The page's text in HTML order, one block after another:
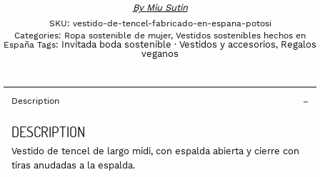
By Miu Sutin
SKU: vestido-de-tencel-fabricado-en-espana-potosi
Categories: Ropa sostenible de mujer, Vestidos sostenibles hechos en
España Tags: Invitada boda sostenible · Vestidos y accesorios, Regalos
veganos
Description
DESCRIPTION
Vestido de tencel de largo midi, con espalda abierta y cierre con
tiras anudadas a la espalda.